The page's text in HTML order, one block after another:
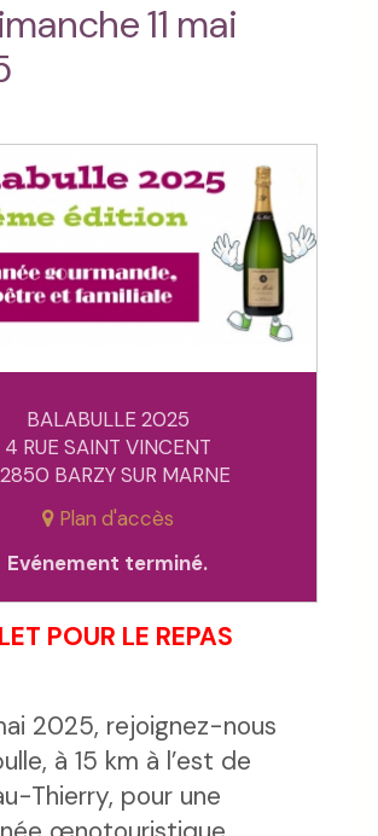
11 mai
BALABULLE 2025
4 RUE SAINT VINCENT
BARZY SUR MARNE
Plan d'accès
Evénement terminé.
POUR LE REPAS
2025, rejoignez-nous
à 15 km à l’est de
Thierry, pour une